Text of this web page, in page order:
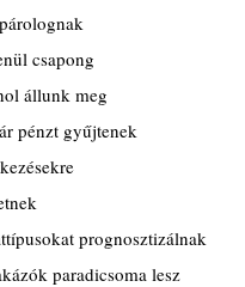
csapong
állunk meg
pénzt gyűjtenek
prognosztizálnak
paradicsoma lesz